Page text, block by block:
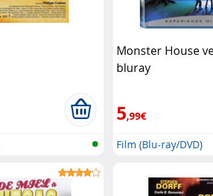
Monster House
bluray
5,99€
Film (Blu-ray/DVD)